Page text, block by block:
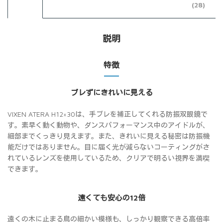
(28)
説明
特徴
ブレずにきれいに見える
VIXEN ATERA H12×30は、手ブレを補正してくれる防振双眼鏡で
す。素早く動く動物や、ダンスパフォーマンス中のアイドルが、
細部までくっきり見えます。また、きれいに見える秘密は防振機
能だけではありません。目に届く光が減らないコーティングがさ
れているレンズを使用しているため、クリアで明るい視界を満喫
できます。
遠くても安心の12倍
遠くの木に止まる鳥の細かい模様も、しっかり観察できる高倍率